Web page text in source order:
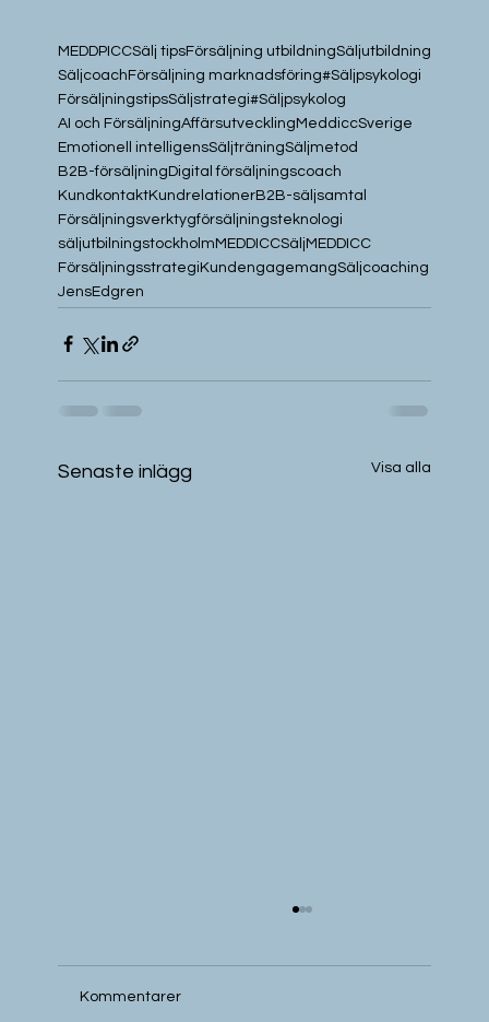
MEDDPICCSälj tipsFörsäljning utbildningSäljutbildning
SäljcoachFörsäljning marknadsföring#Säljpsykologi
FörsäljningstipsSäljstrategi#Säljpsykolog
AI och FörsäljningAffärsutvecklingMeddiccSverige
Emotionell intelligensSäljträningSäljmetod
B2B-försäljningDigital försäljningscoach
KundkontaktKundrelationerB2B-säljsamtal
Försäljningsverktygförsäljningsteknologi
säljutbilningstockholmMEDDICCSäljMEDDICC
FörsäljningsstrategiKundengagemangSäljcoaching
JensEdgren
Senaste inlägg Visa alla
Kommentarer